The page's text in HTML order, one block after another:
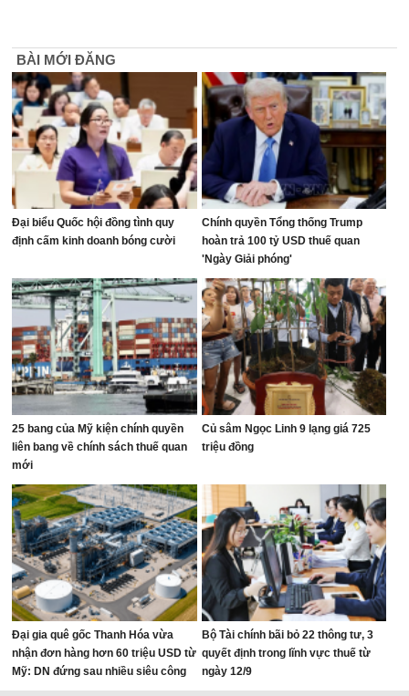
BÀI MỚI ĐĂNG
Đại biểu Quốc hội đồng tình quy
định cấm kinh doanh bóng cười
Chính quyền Tổng thống Trump
hoàn trả 100 tỷ USD thuế quan
'Ngày Giải phóng'
25 bang của Mỹ kiện chính quyền
liên bang về chính sách thuế quan
mới
Củ sâm Ngọc Linh 9 lạng giá 725
triệu đồng
Đại gia quê gốc Thanh Hóa vừa
nhận đơn hàng hơn 60 triệu USD từ
Mỹ: DN đứng sau nhiều siêu công
trình thế giới, từ World Cup đến mái
Bộ Tài chính bãi bỏ 22 thông tư, 3
quyết định trong lĩnh vực thuế từ
ngày 12/9